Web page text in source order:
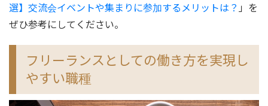
選】交流会イベントや集まりに参加するメリットは？ 」を
ぜひ参考にしてください。
フリーランスとしての働き方を実現し
やすい職種